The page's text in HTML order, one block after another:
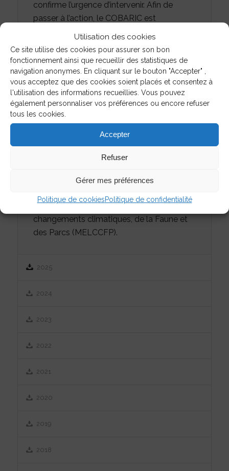
Utilisation des cookies
Ce site utilise des cookies pour assurer son bon
fonctionnement ainsi que recueillir des statistiques de
navigation anonymes. En cliquant sur le bouton "Accepter" ,
vous acceptez que des cookies soient placés et consentez à
l'utilisation des informations recueillies. Vous pouvez
également personnaliser vos préférences ou encore refuser
tous les cookies.
Accepter
Refuser
Gérer mes préférences
Politique de cookiesPolitique de confidentialité
confirme l’urgence d’intervenir. Afin de
passer à l’action, le COBARIC est
financiers pour soutenir la mise en œuvre
des interventions prévues.
Le COBARIC franchit une étape
clé pour l’avenir de la rivière
Chaudière
Scott, 17 mars 2026.– Le Comité de bassin
de la rivière Chaudière (COBARIC) est fier
(PDE) 2024-2034 a été officiellement
l’Environnement, de la Lutte contre les
changements climatiques, de la Faune et
des Parcs (MELCCFP).
2025
2024
2023
2022
2021
2020
2019
2018